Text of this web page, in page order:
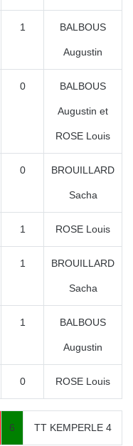
1 BALBOUS
Augustin
0 BALBOUS
Augustin et
ROSE Louis
0 BROUILLARD
Sacha
1 ROSE Louis
1 BROUILLARD
Sacha
1 BALBOUS
Augustin
0 ROSE Louis
6 TT KEMPERLE 4